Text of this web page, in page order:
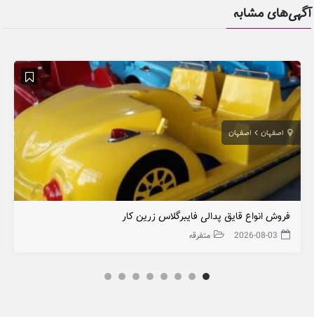
آگهی‌های مشابه
اصفهان اصفهان
فروش انواع قایق پدالی فایبرگلاس زرین کار
2026-08-03 متفرقه